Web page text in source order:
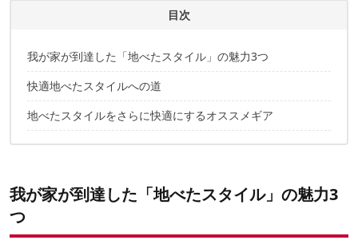
目次
我が家が到達した「地べたスタイル」の魅力3つ
快適地べたスタイルへの道
地べたスタイルをさらに快適にするオススメギア
我が家が到達した「地べたスタイル」の魅力3
つ